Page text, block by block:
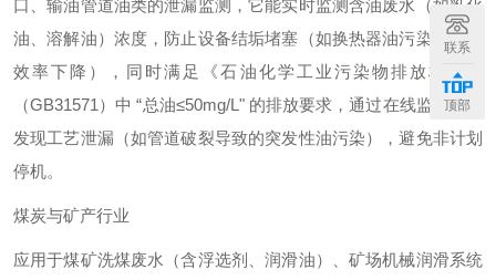
口、输油管道油类的泄漏监测，它能实时监测含油废水（如乳化
油、溶解油）浓度，防止设备结垢堵塞（如换热器油污染导致热
效率下降），同时满足《石油化学工业污染物排放标准》
（GB31571）中 “总油≤50mg/L" 的排放要求，通过在线监测及时
发现工艺泄漏（如管道破裂导致的突发性油污染），避免非计划
停机。
煤炭与矿产行业
应用于煤矿洗煤废水（含浮选剂、润滑油）、矿场机械润滑系统
联系
顶部